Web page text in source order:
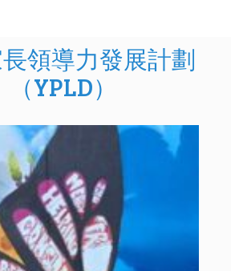
領導力發展計劃
（YPLD）